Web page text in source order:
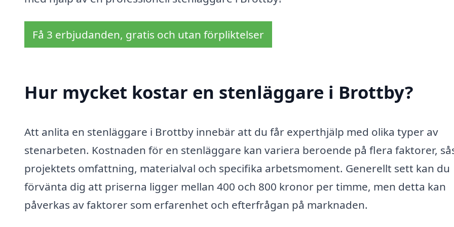
Få 3 erbjudanden, gratis och utan förpliktelser
Hur mycket kostar en stenläggare i Brottby?
Att anlita en stenläggare i Brottby innebär att du får experthjälp med olika typer av
stenarbeten. Kostnaden för en stenläggare kan variera beroende på flera faktorer,
projektets omfattning, materialval och specifika arbetsmoment. Generellt sett kan du
förvänta dig att priserna ligger mellan 400 och 800 kronor per timme, men detta kan
påverkas av faktorer som erfarenhet och efterfrågan på marknaden.